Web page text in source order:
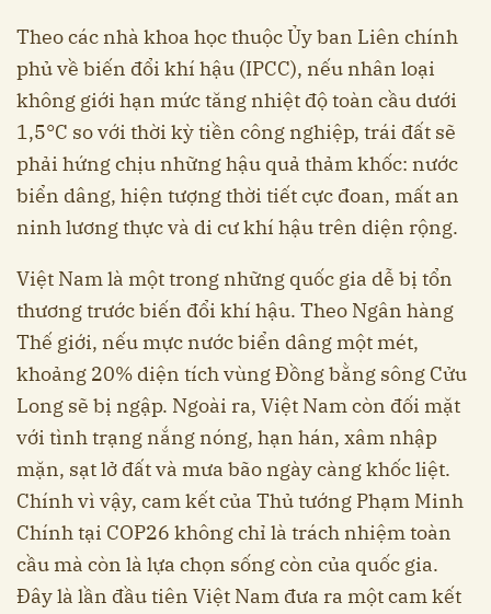
Theo các nhà khoa học thuộc Ủy ban Liên chính
phủ về biến đổi khí hậu (IPCC), nếu nhân loại
không giới hạn mức tăng nhiệt độ toàn cầu dưới
1,5°C so với thời kỳ tiền công nghiệp, trái đất sẽ
phải hứng chịu những hậu quả thảm khốc: nước
biển dâng, hiện tượng thời tiết cực đoan, mất an
ninh lương thực và di cư khí hậu trên diện rộng.
Việt Nam là một trong những quốc gia dễ bị tổn
thương trước biến đổi khí hậu. Theo Ngân hàng
Thế giới, nếu mực nước biển dâng một mét,
khoảng 20% diện tích vùng Đồng bằng sông Cửu
Long sẽ bị ngập. Ngoài ra, Việt Nam còn đối mặt
với tình trạng nắng nóng, hạn hán, xâm nhập
mặn, sạt lở đất và mưa bão ngày càng khốc liệt.
Chính vì vậy, cam kết của Thủ tướng Phạm Minh
Chính tại COP26 không chỉ là trách nhiệm toàn
cầu mà còn là lựa chọn sống còn của quốc gia.
Đây là lần đầu tiên Việt Nam đưa ra một cam kết